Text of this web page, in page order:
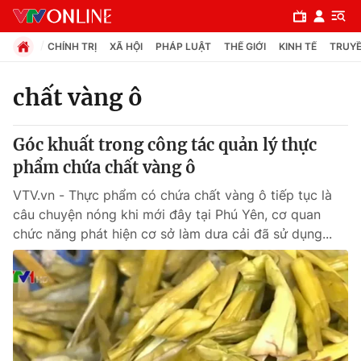
Chuyên mục
Chính trị
Xã hội
Pháp luật
Y tế
Thế giới
CHÍNH TRỊ XÃ HỘI PHÁP LUẬT THẾ GIỚI KINH TẾ
chất vàng ô
Góc khuất trong công tác quản lý thực
phẩm chứa chất vàng ô
VTV.vn - Thực phẩm có chứa chất vàng ô tiếp tục là
câu chuyện nóng khi mới đây tại Phú Yên, cơ quan
chức năng phát hiện cơ sở làm dưa cải đã sử dụng...